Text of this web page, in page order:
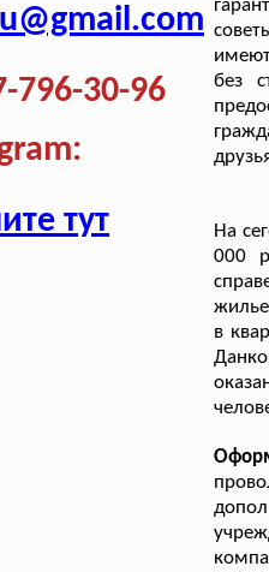
796-30-96
тут
без
На
000
в